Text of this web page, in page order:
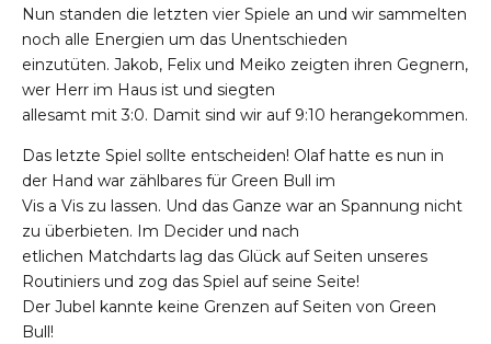
Nun standen die letzten vier Spiele an und wir sammelten
noch alle Energien um das Unentschieden
einzutüten. Jakob, Felix und Meiko zeigten ihren Gegnern,
wer Herr im Haus ist und siegten
allesamt mit 3:0. Damit sind wir auf 9:10 herangekommen.
Das letzte Spiel sollte entscheiden! Olaf hatte es nun in
der Hand war zählbares für Green Bull im
Vis a Vis zu lassen. Und das Ganze war an Spannung nicht
zu überbieten. Im Decider und nach
etlichen Matchdarts lag das Glück auf Seiten unseres
Routiniers und zog das Spiel auf seine Seite!
Der Jubel kannte keine Grenzen auf Seiten von Green
Bull!